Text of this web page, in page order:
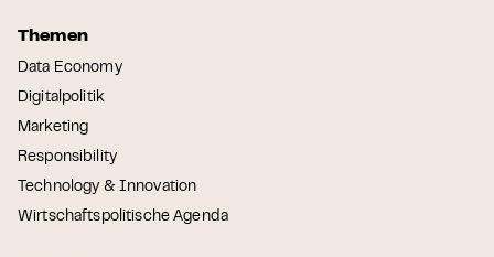
Themen
Data Economy
Digitalpolitik
Marketing
Responsibility
Technology & Innovation
Wirtschaftspolitische Agenda